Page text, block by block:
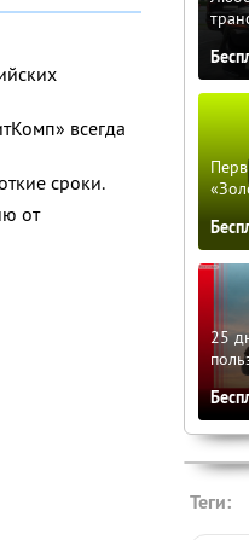
всегда
сроки.
от
25
Теги: